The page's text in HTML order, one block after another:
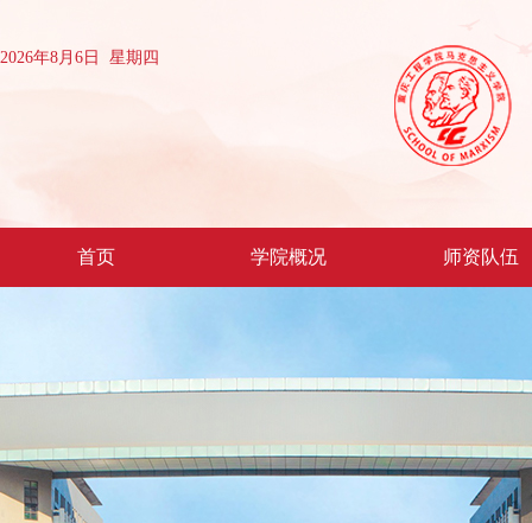
2026年8月6日 星期四
首页 学院概况 师资队伍